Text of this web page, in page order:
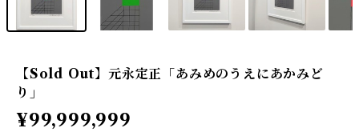
【Sold Out】元永定正「あみめのうえにあかみど
り」
¥99,999,999